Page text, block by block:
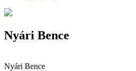
Nyári Bence
Nyári Bence